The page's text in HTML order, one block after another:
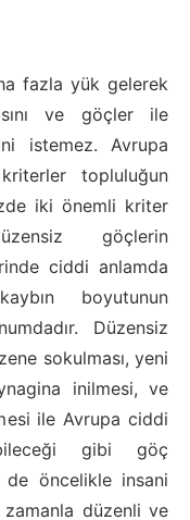
fazla yük gelerek
ve göçler ile
istemez. Avrupa
kriterler topluluğun
iki önemli kriter
göçlerin
ciddi anlamda
boyutunun
Düzensiz
sokulması, yeni
inilmesi, ve
ile Avrupa ciddi
gibi göç
de öncelikle insani
düzenli ve